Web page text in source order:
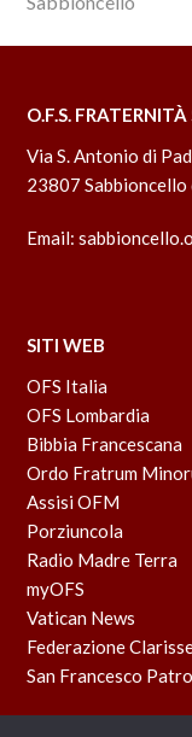
O.F.S.
Via S. Antonio di
23807 Sabbioncello
Email:
SITI WEB
OFS Italia
OFS Lombardia
Bibbia Francescana
Ordo Fratrum
Assisi OFM
Porziuncola
Radio Madre Terra
myOFS
Vatican News
Federazione
San Francesco